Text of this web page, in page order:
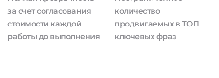
за счет согласования
стоимости каждой
работы до выполнения
количество
продвигаемых в ТОП
ключевых фраз